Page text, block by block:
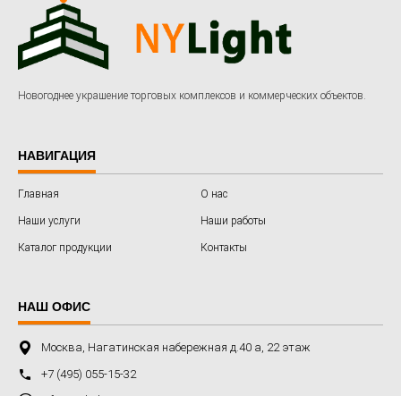
Новогоднее украшение торговых комплексов и коммерческих объектов.
НАВИГАЦИЯ
Главная О нас
Наши услуги Наши работы
Каталог продукции Контакты
НАШ ОФИС
Москва, Нагатинская набережная д.40 а, 22 этаж
+7 (495) 055-15-32